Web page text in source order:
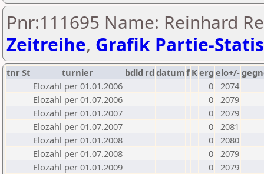
Pnr:111695 Name: Reinhard
Zeitreihe, Grafik Partie-
tnrSt turnier bdld rd datumf Kerg elo+/-
Elozahl per 01.01.2006
0 2074
Elozahl per 01.07.2006
0 2079
Elozahl per 01.01.2007
0 2079
Elozahl per 01.07.2007
0 2081
Elozahl per 01.01.2008
0 2080
Elozahl per 01.07.2008
0 2079
Elozahl per 01.01.2009
0 2079